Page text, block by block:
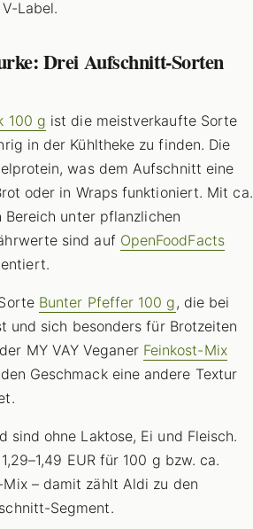
Label.
Drei Aufschnitt-Sorten
100 g ist die meistverkaufte Sorte
in der Kühltheke zu finden. Die
was dem Aufschnitt eine
oder in Wraps funktioniert. Mit ca.
unter pflanzlichen
sind auf OpenFoodFacts
Bunter Pfeffer 100 g , die bei
und sich besonders für Brotzeiten
MY VAY Veganer Feinkost-Mix
Geschmack eine andere Textur
ohne Laktose, Ei und Fleisch.
EUR für 100 g bzw. ca.
– damit zählt Aldi zu den
Segment.